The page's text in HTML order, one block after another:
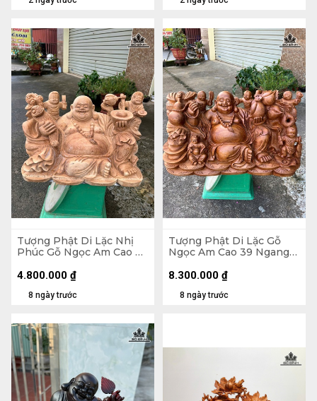
Tượng Phật Di Lặc Nhị
Phúc Gỗ Ngọc Am Cao 30
8 ngày trước
4.800.000 ₫
Tượng Phật Di Lặc Gỗ
Ngọc Am Cao 39 Ngang
8 ngày trước
8.300.000 ₫